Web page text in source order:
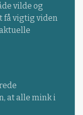
vilde og
få vigtig viden
at alle mink i